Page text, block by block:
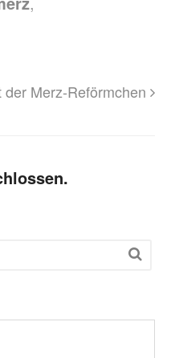
der Merz-Reförmchen